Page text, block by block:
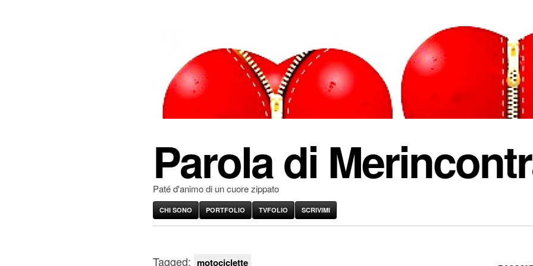
Parola di
Paté d'animo di un cuore zippato
CHI SONO PORTFOLIO TVFOLIO SCRIVIMI
Tagged: motociclette